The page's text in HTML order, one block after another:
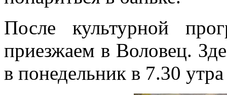
После культурной
приезжаем в Воловец.
в понедельник в 7.30